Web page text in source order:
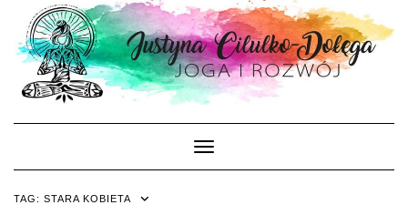
content
Toggle Navigation
TAG: STARA KOBIETA